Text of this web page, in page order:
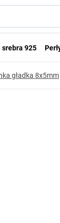
srebra 925
gładka 8x5mm